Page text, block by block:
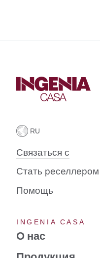
Связаться с
Стать реселлером
Помощь
INGENIA CASA
О нас